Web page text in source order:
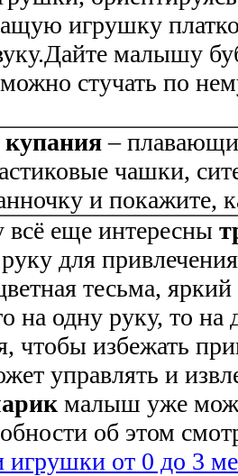
игрушку
малышу
стучать по
–
чашки,
и покажите,
еще интересны
для
тесьма,
на одну руку, то на
чтобы избежать
управлять и
малыш уже
об этом
игрушки от 0 до 3